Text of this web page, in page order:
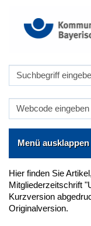
Menü ausklappen
Hier finden Sie
Mitgliederzeitschrift
Kurzversion
Originalversion.